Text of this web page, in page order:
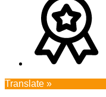
Translate »